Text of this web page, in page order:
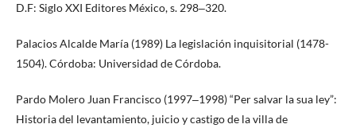
D.F: Siglo XXI Editores México, s. 298‒320.
Palacios Alcalde María (1989) La legislación inquisitorial (1478-
1504). Córdoba: Universidad de Córdoba.
Pardo Molero Juan Francisco (1997‒1998) “Per salvar la sua ley”:
Historia del levantamiento, juicio y castigo de la villa de